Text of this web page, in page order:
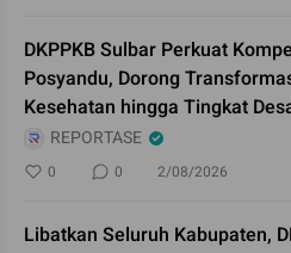
DKPPKB Sulbar Perkuat
Posyandu, Dorong
Kesehatan hingga Tingkat
REPORTASE
0 0 2/08/2026
Libatkan Seluruh Kabupaten,